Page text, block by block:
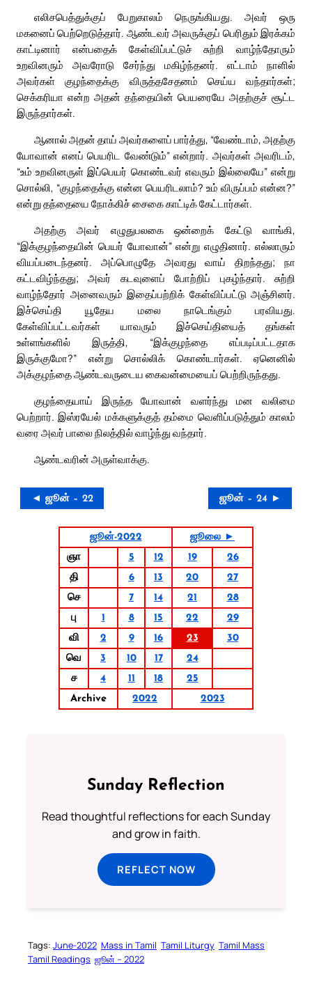
எலிசபெத்துக்குப் பேறுகாலம் நெருங்கியது. அவர் ஒரு
மகனைப் பெற்றெடுத்தார். ஆண்டவர் அவருக்குப் பெரிதும் இரக்கம்
காட்டினார் என்பதைக் கேள்விப்பட்டுச் சுற்றி வாழ்ந்தோரும்
உறவினரும் அவரோடு சேர்ந்து மகிழ்ந்தனர். எட்டாம் நாளில்
அவர்கள் குழந்தைக்கு விருத்தசேதனம் செய்ய வந்தார்கள்;
செக்கரியா என்ற அதன் தந்தையின் பெயரையே அதற்குச் சூட்ட
இருந்தார்கள்.
ஆனால் அதன் தாய் அவர்களைப் பார்த்து, “வேண்டாம், அதற்கு
யோவான் எனப் பெயரிட வேண்டும்” என்றார். அவர்கள் அவரிடம்,
“உம் உறவினருள் இப்பெயர் கொண்டவர் எவரும் இல்லையே” என்று
சொல்லி, “குழந்தைக்கு என்ன பெயரிடலாம்? உம் விருப்பம் என்ன?”
என்று தந்தையை நோக்கிச் சைகை காட்டிக் கேட்டார்கள்.
அதற்கு அவர் எழுதுபலகை ஒன்றைக் கேட்டு வாங்கி,
“இக்குழந்தையின் பெயர் யோவான்” என்று எழுதினார். எல்லாரும்
வியப்படைந்தனர். அப்பொழுதே அவரது வாய் திறந்தது; நா
கட்டவிழ்ந்தது; அவர் கடவுளைப் போற்றிப் புகழ்ந்தார். சுற்றி
வாழ்ந்தோர் அனைவரும் இதைப்பற்றிக் கேள்விப்பட்டு அஞ்சினர்.
இச்செய்தி யூதேய மலை நாடெங்கும் பரவியது.
கேள்விப்பட்டவர்கள் யாவரும் இச்செய்தியைத் தங்கள்
உள்ளங்களில் இருத்தி, “இக்குழந்தை எப்படிப்பட்டதாக
இருக்குமோ?” என்று சொல்லிக் கொண்டார்கள். ஏனெனில்
அக்குழந்தை ஆண்டவருடைய கைவன்மையைப் பெற்றிருந்தது.
குழந்தையாய் இருந்த யோவான் வளர்ந்து மன வலிமை
பெற்றார். இஸ்ரயேல் மக்களுக்குத் தம்மை வெளிப்படுத்தும் காலம்
வரை அவர் பாலை நிலத்தில் வாழ்ந்து வந்தார்.
ஆண்டவரின் அருள்வாக்கு.
◄ ஜூன் – 22 ஜூன் – 24 ►
ஜூன்-2022
ஜூலை ►
ஞா
5 12 19
26
தி
6 13 20
27
செ
7 14 21
28
பு
1 8 15 22
29
வி
2 9 16 23
30
வெ
3 10 17
24
ச
4 11 18
25
Archive
2022 2023
Sunday Reflection
Read thoughtful reflections for each Sunday
and grow in faith.
REFLECT NOW
Tags: June-2022 Mass in Tamil Tamil Liturgy Tamil Mass
Tamil Readings ஜூன் – 2022